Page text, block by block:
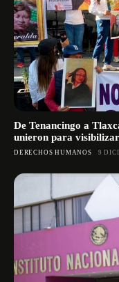
De Tenancingo a
unieron para
DERECHOS HUMANOS 9